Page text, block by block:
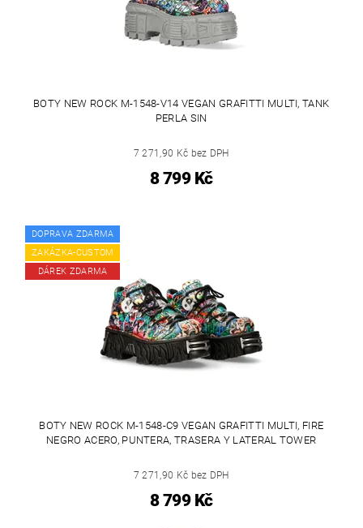
BOTY NEW ROCK M-1548-V14 VEGAN GRAFITTI MULTI, TANK
PERLA SIN
7 271,90 Kč bez DPH
8 799 Kč
DOPRAVA ZDARMA
ZAKÁZKA-CUSTOM
DÁREK ZDARMA
BOTY NEW ROCK M-1548-C9 VEGAN GRAFITTI MULTI, FIRE
NEGRO ACERO, PUNTERA, TRASERA Y LATERAL TOWER
7 271,90 Kč bez DPH
8 799 Kč